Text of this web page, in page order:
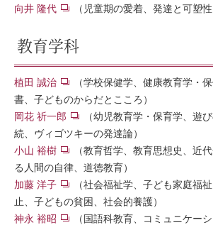
向井 隆代
（児童期の愛着、発達と可塑性
教育学科
植田 誠治
（学校保健学、健康教育学・
書、子どものからだとこころ）
岡花 祈一郎
（幼児教育学・保育学、遊
続、ヴィゴツキーの発達論）
小山 裕樹
（教育哲学、教育思想史、近
る人間の自律、道徳教育）
加藤 洋子
（社会福祉学、子ども家庭福
止、子どもの貧困、社会的養護）
神永 裕昭
（国語科教育、コミュニケー